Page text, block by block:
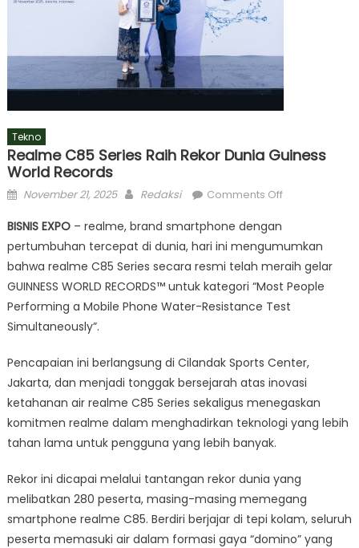
Tekno
Realme C85 Series Raih Rekor Dunia Guiness
World Records
Posted
November 21, 2025 Author
Redaksi Comments Offon
Series
Raih
Rekor
Dunia
Records
BISNIS EXPO– realme, brand smartphone dengan
pertumbuhan tercepat di dunia, hari ini mengumumkan
bahwa realme C85 Series secara resmi telah meraih gelar
GUINNESS WORLD RECORDS™ untuk kategori “Most People
Performing a Mobile Phone Water-Resistance Test
Simultaneously”.
Pencapaian ini berlangsung di Cilandak Sports Center,
Jakarta, dan menjadi tonggak bersejarah atas inovasi
ketahanan air realme C85 Series sekaligus menegaskan
komitmen realme dalam menghadirkan teknologi yang lebih
tahan lama untuk pengguna yang lebih banyak.
Rekor ini dicapai melalui tantangan rekor dunia yang
melibatkan 280 peserta, masing-masing memegang
smartphone realme C85. Berdiri berjajar di tepi kolam, seluruh
peserta memasuki air dalam formasi gaya “domino” yang